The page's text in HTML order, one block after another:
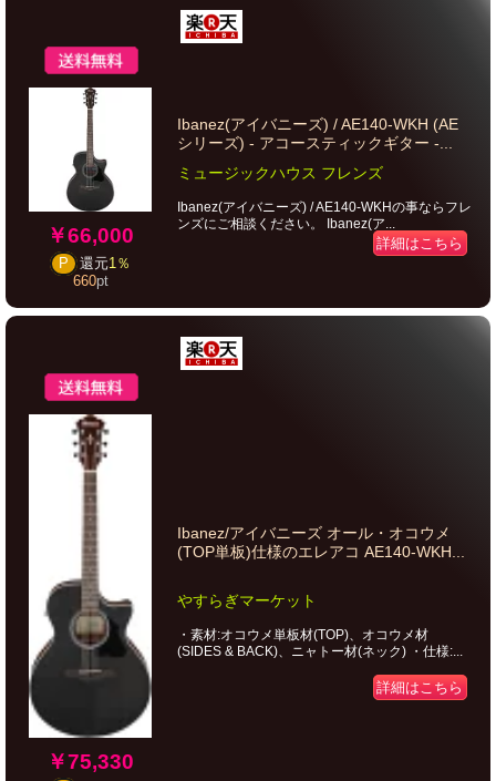
￥66,000
P 還元1％
660pt
Ibanez(アイバニーズ) / AE140-WKH (AE
シリーズ) - アコースティックギター -...
ミュージックハウス フレンズ
Ibanez(アイバニーズ) / AE140-WKHの事ならフレ
ンズにご相談ください。 Ibanez(ア...
詳細はこちら
￥75,330
Ibanez/アイバニーズ オール・オコウメ
(TOP単板)仕様のエレアコ AE140-WKH...
やすらぎマーケット
・素材:オコウメ単板材(TOP)、オコウメ材
(SIDES & BACK)、ニャトー材(ネック) ・仕様:...
詳細はこちら